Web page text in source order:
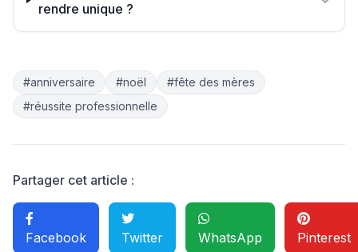
rendre unique ?
#anniversaire #noël
#fête des mères
#réussite professionnelle
Partager cet article :
Facebook Twitter WhatsApp Pinterest